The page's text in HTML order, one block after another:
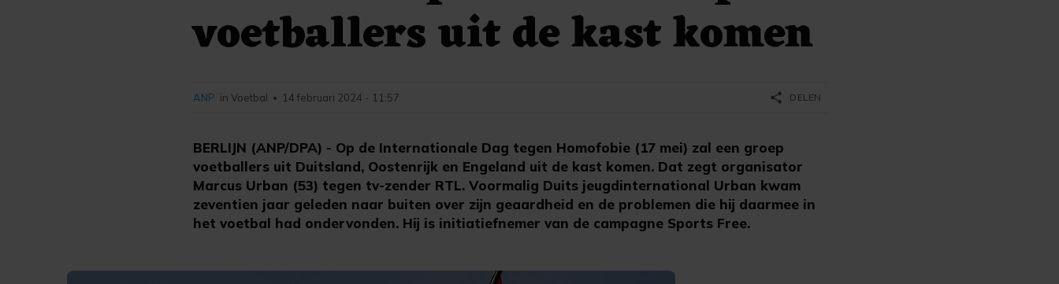
voetballers uit de kast komen
BERLIJN (ANP/DPA) - Op de Internationale Dag tegen Homofobie (17 mei) zal een groep
voetballers uit Duitsland, Oostenrijk en Engeland uit de kast komen. Dat zegt organisator
Marcus Urban (53) tegen tv-zender RTL. Voormalig Duits jeugdinternational Urban kwam
zeventien jaar geleden naar buiten over zijn geaardheid en de problemen die hij daarmee in
het voetbal had ondervonden. Hij is initiatiefnemer van de campagne Sports Free.
ANP in Voetbal • 14 februari 2024 - 11:57 share DELEN